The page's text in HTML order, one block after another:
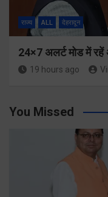
राज्य ALL देहरादून
24×7 अलर्ट मोड में रहें
19 hours ago
You Missed